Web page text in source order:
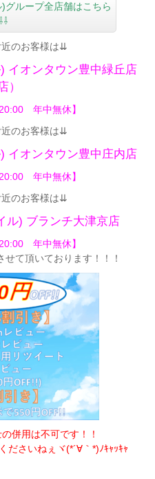
ループ全店舗はこちら
のお客様は⇊
イオンタウン豊中緑丘店
）
年中無休】
のお客様は⇊
イオンタウン豊中庄内店
年中無休】
のお客様は⇊
ル) ブランチ大津京店
年中無休】
せて頂いてお ります！！！
併用は不可です！！
ださいねぇヾ(*´∀｀*)ﾉｷｬｯｷｬ